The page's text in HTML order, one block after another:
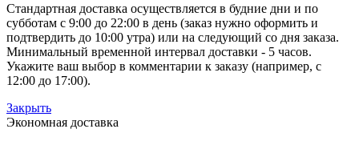
Стандартная доставка осуществляется в будние дни и по
субботам с 9:00 до 22:00 в день (заказ нужно оформить и
подтвердить до 10:00 утра) или на следующий со дня заказа.
Минимальный временной интервал доставки - 5 часов.
Укажите ваш выбор в комментарии к заказу (например, с
12:00 до 17:00).
Закрыть
Экономная доставка